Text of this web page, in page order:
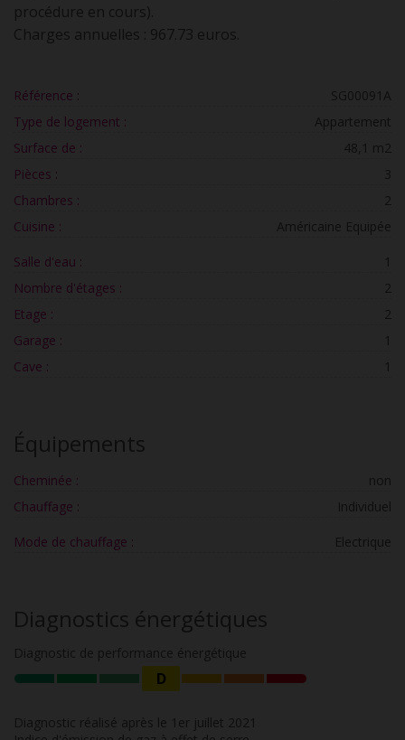
procédure en cours).
Charges annuelles : 967.73 euros.
Référence :
SG00091A
Type de logement :
Appartement
Surface de :
48,1 m2
Pièces :
3
Chambres :
2
Cuisine :
Américaine Equipée
Salle d'eau :
1
Nombre d'étages :
2
Etage :
2
Garage :
1
Cave :
1
Équipements
Cheminée :
non
Chauffage :
Individuel
Mode de chauffage : Electrique
Diagnostics énergétiques
Diagnostic de performance énergétique
D
Diagnostic réalisé après le 1er juillet 2021